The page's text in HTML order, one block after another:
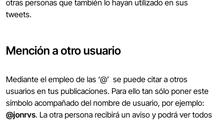
otras personas que también lo hayan utilizado en sus
tweets.
Mención a otro usuario
Mediante el empleo de las ‘@’ se puede citar a otros
usuarios en tus publicaciones. Para ello tan sólo poner este
símbolo acompañado del nombre de usuario, por ejemplo:
@jonrvs. La otra persona recibirá un aviso y podrá ver todos